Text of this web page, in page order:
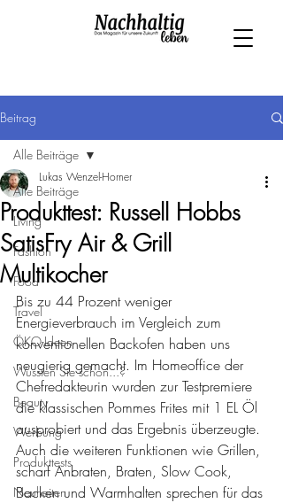
Beitrag
Alle Beiträge
Living
Fashion
Food
Travel
ÖKO-Ideen
Wussten Sie schon...?
Beauty
Werbung
Produkttests
Neuheiten
Alle Beiträge
Produkttest: Russell Hobbs
SatisFry Air & Grill
Multikocher
Lukas Wenzel-Horner
Bis zu 44 Prozent weniger
Energieverbrauch im Vergleich zum
konventionellen Backofen haben uns
neugierig gemacht. Im Homeoffice der
Chefredakteurin wurden zur Testpremiere
die klassischen Pommes Frites mit 1 EL Öl
ausprobiert und das Ergebnis überzeugte.
Auch die weiteren Funktionen wie Grillen,
scharf Anbraten, Braten, Slow Cook,
Backen und Warmhalten sprechen für das